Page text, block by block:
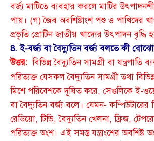
বর্জ্য মাটিতে ব্যবহার করলে মাটির
পায়। (গ) জৈব অবশিষ্টাংশ পশু ও পাখিদের
প্রভৃতি প্রোটিন জাতীয় খাদ্যের উৎপাদন বৃদ্ধি
8. ই-বর্জ্য বা বৈদ্যুতিন বর্জ্য বলতে কী
উত্তর: বিভিন্ন বৈদ্যুতিন সামগ্রী বা যন্ত্রপাতি
পরিত্যক্ত যেসকল বৈদ্যুতিন সামগ্রী তথা
মিশে পরিবেশকে দূষিত করে, সেগুলিকে ই-
বা বৈদ্যুতিন বর্জ্য বলে। যেমন- কম্পিউটারের
রেডিয়ো, টিভি, বৈদ্যুতিন খেলনা, ফ্রিজ,
পরিত্যক্ত অংশ। এই সমস্ত যন্ত্রাংশের অবশিষ্ট